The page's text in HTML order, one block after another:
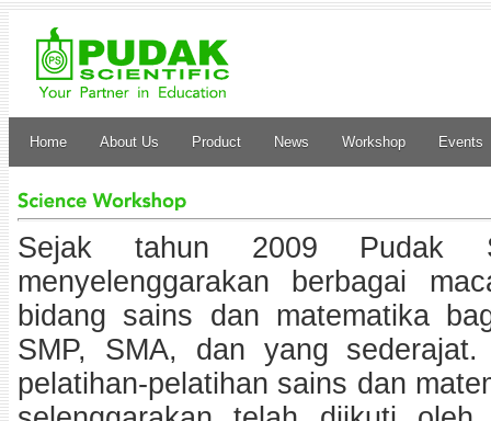
Home About Us Product News Workshop Events
Sejak tahun 2009 Pudak
menyelenggarakan berbagai
bidang sains dan matematika
SMP, SMA, dan yang
pelatihan-pelatihan sains dan